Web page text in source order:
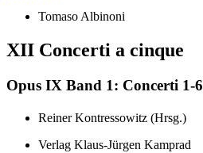
Tomaso Albinoni
XII Concerti a cinque
Opus IX Band 1: Concerti 1-6
Reiner Kontressowitz (Hrsg.)
Verlag Klaus-Jürgen Kamprad